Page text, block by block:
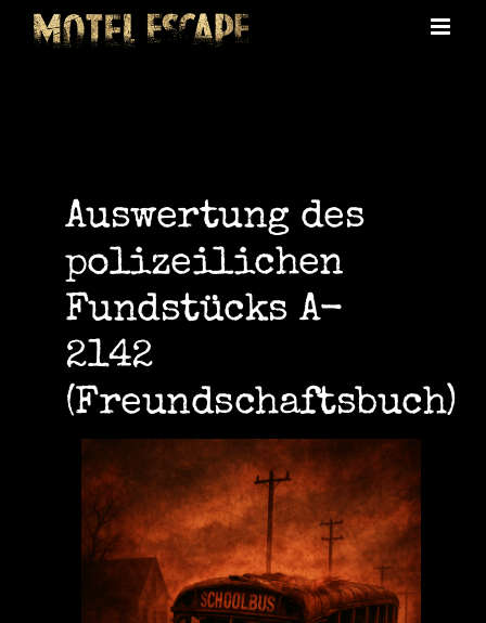
Skip
Auswertung des
polizeilichen
Fundstücks A-
2142
(Freundschaftsbuch)